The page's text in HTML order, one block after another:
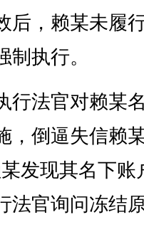
后，赖某未履
制执行。
法官对赖某
，倒逼失信赖
发现其名下账
法官询问冻结